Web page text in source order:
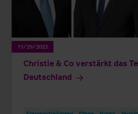
11/29/2023
Christie & Co verstärkt das
Deutschland